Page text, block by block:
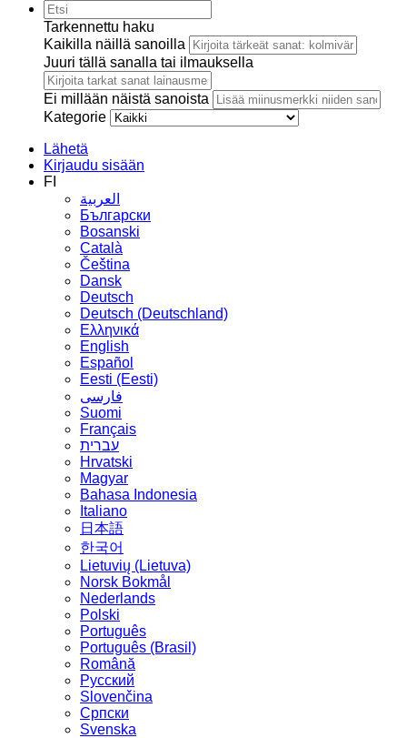
Tarkennettu haku
Kaikilla näillä sanoilla
Juuri tällä sanalla tai ilmauksella
Ei millään näistä sanoista
Kategorie
Lähetä
Kirjaudu sisään
FI
العربية
Български
Bosanski
Сatalà
Čeština
Dansk
Deutsch
Deutsch (Deutschland)
Ελληνικά
English
Español
Eesti (Eesti)
فارسی
Suomi
Français
עברית
Hrvatski
Magyar
Bahasa Indonesia
Italiano
日本語
한국어
Lietuvių (Lietuva)
‪Norsk Bokmål‬
Nederlands
Polski
Português
Português (Brasil)
Română
Русский
Slovenčina
Српски
Svenska